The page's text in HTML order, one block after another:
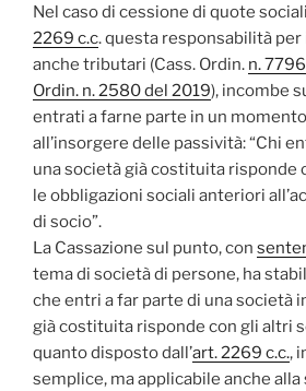
Nel caso di cessione di quote
2269 c.c. questa responsabilità
anche tributari (Cass. Ordin. n.
Ordin. n. 2580 del 2019), incombe
entrati a farne parte in un
all’insorgere delle passività: “Chi
una società già costituita risponde
le obbligazioni sociali anteriori
di socio”.
La Cassazione sul punto, con
tema di società di persone, ha
che entri a far parte di una società
già costituita risponde con gli altri
quanto disposto dall’art. 2269 c.c.,
semplice, ma applicabile anche